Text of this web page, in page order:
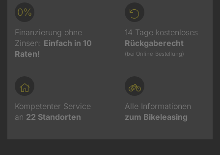
0%
Finanzierung ohne
Zinsen: Einfach in 10
Raten!
14 Tage kostenloses
Rückgaberecht
(bei Online-Bestellung)
Kompetenter Service
an 22 Standorten
Alle Informationen
zum Bikeleasing